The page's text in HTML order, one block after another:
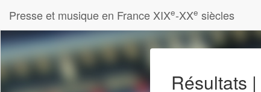
Presse et musique en France XIXe-XXe siècles
Résultats